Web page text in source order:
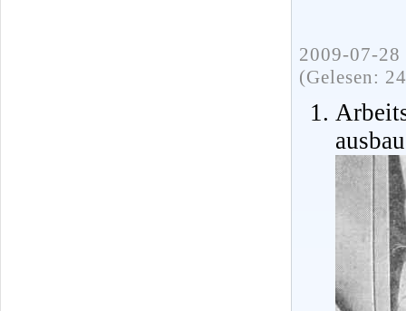
2009-07-
(Gelesen: